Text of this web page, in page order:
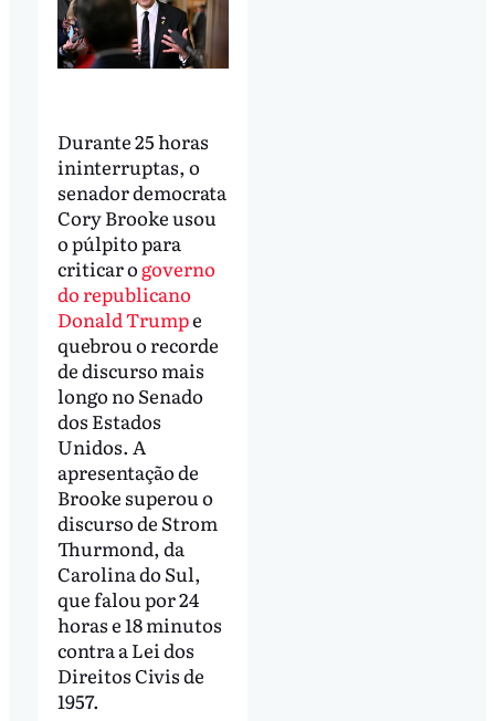
Durante 25 horas
ininterruptas, o
senador democrata
Cory Brooke usou
o púlpito para
criticar ogoverno
do republicano
Donald Trumpe
quebrou o recorde
de discurso mais
longo no Senado
dos Estados
Unidos. A
apresentação de
Brooke superou o
discurso de Strom
Thurmond, da
Carolina do Sul,
que falou por 24
horas e 18 minutos
contra a Lei dos
Direitos Civis de
1957.